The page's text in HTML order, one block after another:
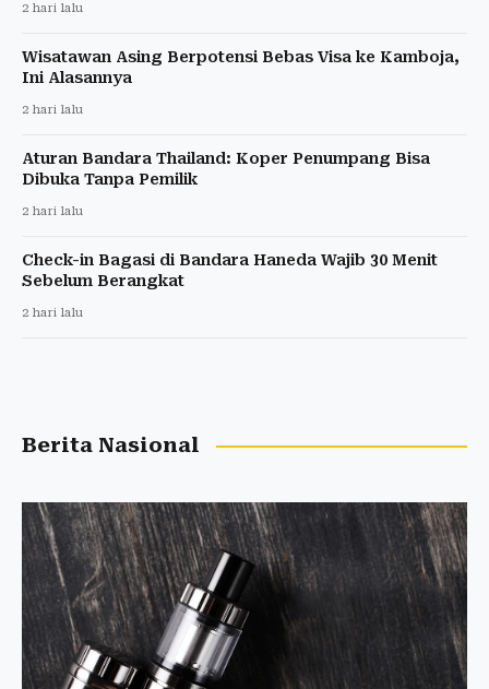
2 hari lalu
Wisatawan Asing Berpotensi Bebas Visa ke Kamboja,
Ini Alasannya
2 hari lalu
Aturan Bandara Thailand: Koper Penumpang Bisa
Dibuka Tanpa Pemilik
2 hari lalu
Check-in Bagasi di Bandara Haneda Wajib 30 Menit
Sebelum Berangkat
2 hari lalu
Berita Nasional